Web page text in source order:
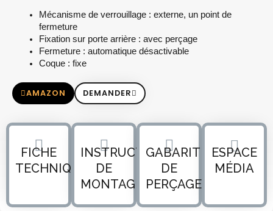
Mécanisme de verrouillage : externe, un point de
fermeture
Fixation sur porte arrière : avec perçage
Fermeture : automatique désactivable
Coque : fixe
AMAZON DEMANDER
FICHE
TECHNIQUE
INSTRUCTIONS
DE
MONTAGE
GABARIT
DE
PERÇAGE
ESPACE
MÉDIA